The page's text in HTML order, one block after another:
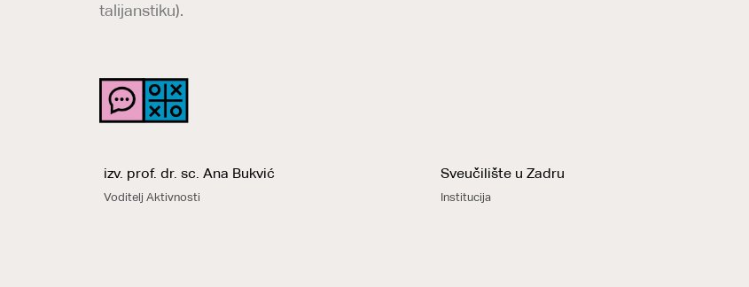
talijanstiku).
izv. prof. dr. sc. Ana Bukvić
Voditelj Aktivnosti
Sveučilište u Zadru
Institucija